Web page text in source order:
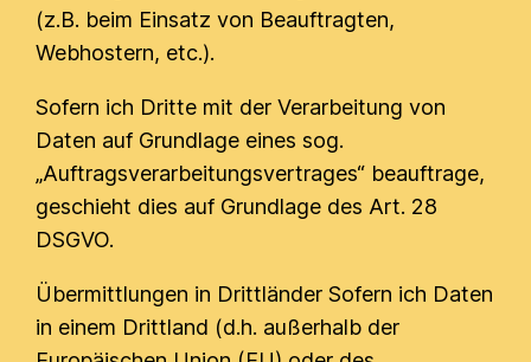
(z.B. beim Einsatz von Beauftragten,
Webhostern, etc.).
Sofern ich Dritte mit der Verarbeitung von
Daten auf Grundlage eines sog.
„Auftragsverarbeitungsvertrages“ beauftrage,
geschieht dies auf Grundlage des Art. 28
DSGVO.
Übermittlungen in Drittländer Sofern ich Daten
in einem Drittland (d.h. außerhalb der